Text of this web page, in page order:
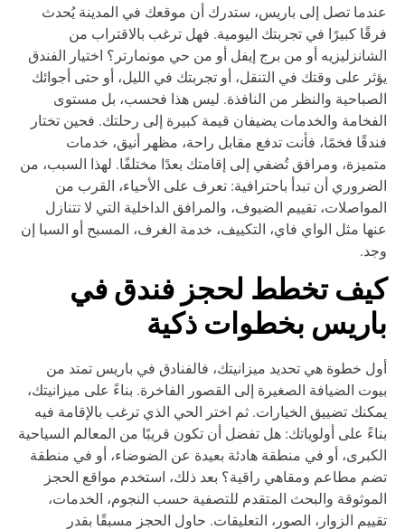
تصل إلى باريس، ستدرك أن موقعك في المدينة يُحدث
كبيرًا في تجربتك اليومية. فهل ترغب بالاقتراب من
أو من برج إيفل أو من حي مونمارتر؟ اختيار الفندق
على وقتك في التنقل، أو تجربتك في الليل، أو حتى أجوائك
والنظر من النافذة. ليس هذا فحسب، بل مستوى
والخدمات يضيفان قيمة كبيرة إلى رحلتك. فحين تختار
فخمًا، فأنت تدفع مقابل راحة، مظهر أنيق، خدمات
ومرافق تُضفي إلى إقامتك بعدًا مختلفًا. لهذا السبب، من
أن تبدأ باحترافية: تعرف على الأحياء، القرب من
تقييم الضيوف، والمرافق الداخلية التي لا تتنازل
مثل الواي فاي، التكييف، خدمة الغرف، المسبح أو السبا إن
تخطط لحجز فندق في
بخطوات ذكية
خطوة هي تحديد ميزانيتك، فالفنادق في باريس تمتد من
الضيافة الصغيرة إلى القصور الفاخرة. بناءً على ميزانيتك،
تضييق الخيارات. ثم اختر الحي الذي ترغب بالإقامة فيه
على أولوياتك: هل تفضل أن تكون قريبًا من المعالم السياحية
أو في منطقة هادئة بعيدة عن الضوضاء، أو في منطقة
مطاعم ومقاهي راقية؟ بعد ذلك، استخدم مواقع الحجز
والبحث المتقدم للتصفية حسب النجوم، الخدمات،
الزوار، الصور، التعليقات. حاول الحجز مسبقًا بقدر